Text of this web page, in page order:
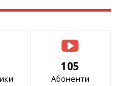
105
Абоненти